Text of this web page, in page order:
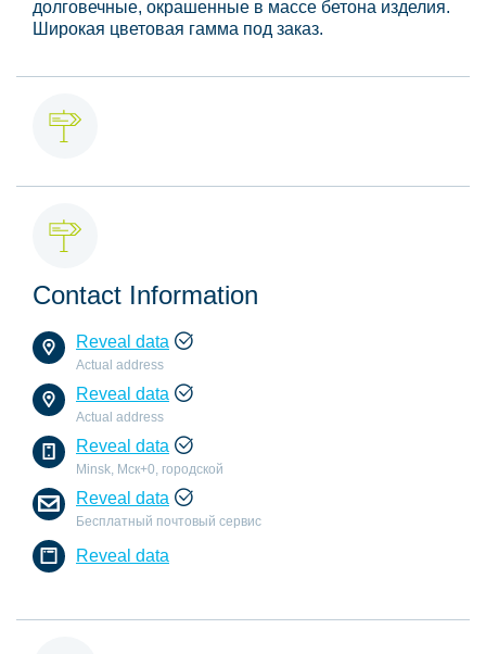
долговечные, окрашенные в массе бетона изделия.
Широкая цветовая гамма под заказ.
Contact Information
Reveal data
Actual address
Reveal data
Actual address
Reveal data
Minsk, Мск+0, городской
Reveal data
Бесплатный почтовый сервис
Reveal data